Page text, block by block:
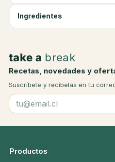
Ingredientes
take a break
Recetas, novedades y
Suscríbete y recíbelas en tu
Productos